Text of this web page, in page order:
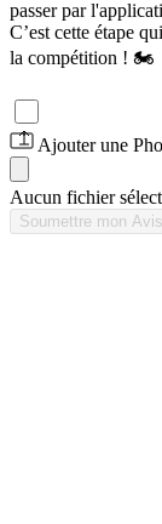
passer par
C’est cette étape
la compétition ! 🏍️
Ajouter une
Aucun fichier
Soumettre mon Avis